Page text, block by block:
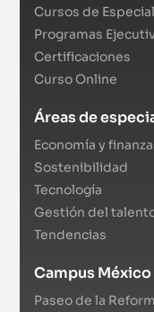
Cursos de
Programas
Certificaciones
Curso Online
Áreas de
Economía y
Sostenibilidad
Tecnología
Gestión del
Tendencias
Campus México
Paseo de la